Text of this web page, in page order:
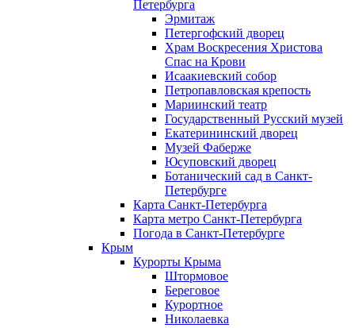
Петербурга
Эрмитаж
Петергофский дворец
Храм Воскресения Христова
Спас на Крови
Исаакиевский собор
Петропавловская крепость
Мариинский театр
Государственный Русский музей
Екатерининский дворец
Музей Фаберже
Юсуповский дворец
Ботанический сад в Санкт-
Петербурге
Карта Санкт-Петербурга
Карта метро Санкт-Петербурга
Погода в Санкт-Петербурге
Крым
Курорты Крыма
Штормовое
Береговое
Курортное
Николаевка